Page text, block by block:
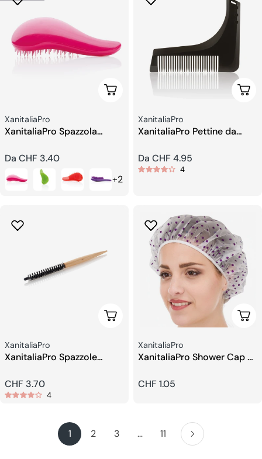
Scegli Le Opzioni
Venditore:
XanitaliaPro
XanitaliaPro Spazzola
Prezzo
regolare
Da CHF 3.40
+2
Venditore:
XanitaliaPro
XanitaliaPro Pettine da
Prezzo
regolare
Da CHF 4.95
4
Scegli Le Opzioni
Venditore:
XanitaliaPro
XanitaliaPro Spazzole
Prezzo
regolare
CHF 3.70
4
Venditore:
XanitaliaPro
XanitaliaPro Shower Cap di
Prezzo
CHF 1.05
1 2 3 … 11